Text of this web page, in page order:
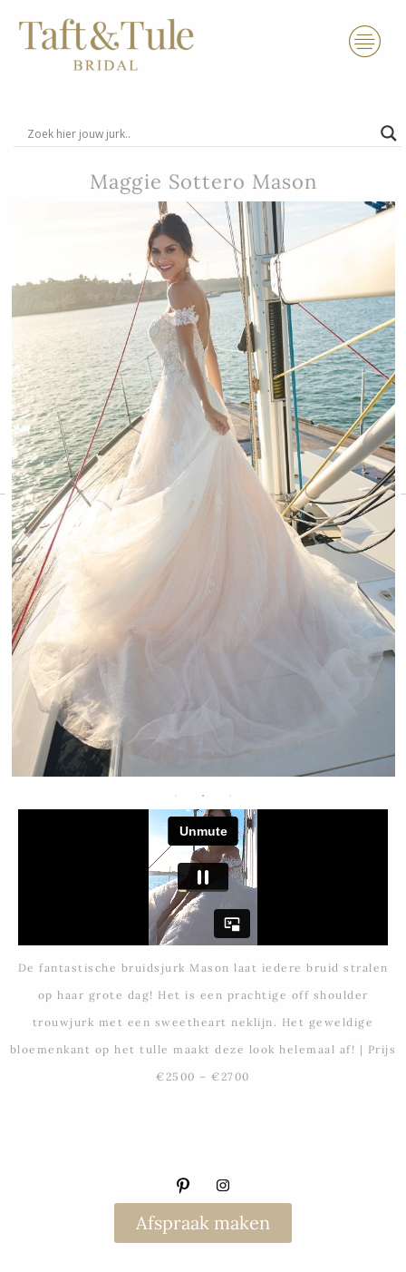
naar
Maggie Sottero Mason
De fantastische bruidsjurk Mason laat iedere bruid stralen
op haar grote dag! Het is een prachtige off shoulder
trouwjurk met een sweetheart neklijn. Het geweldige
bloemenkant op het tulle maakt deze look helemaal af! | Prijs
€2500 – €2700
Afspraak maken